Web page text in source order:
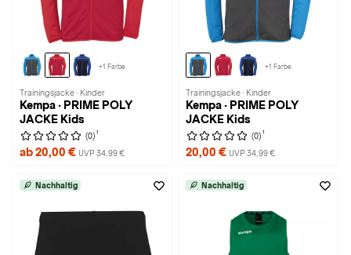
+1 Farbe
Trainingsjacke · Kinder
Kempa · PRIME POLY
JACKE Kids
(0) 1
ab 20,00 € UVP 34,99 €
+1 Farbe
Trainingsjacke · Kinder
Kempa · PRIME POLY
JACKE Kids
(0) 1
20,00 € UVP 34,99 €
Nachhaltig Nachhaltig